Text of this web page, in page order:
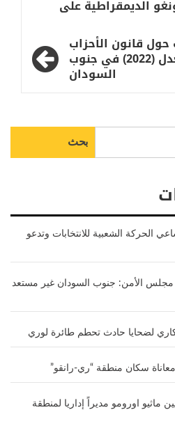
الديمقراطية على
حول قانون الأحزاب
السياسية المعدل (2022) في جنوب
السودان
الشعبية للانتخابات وتدعو
مجلس الأمن: جنوب السودان غير مستعد
لضحايا حادث تحطم طائرة لوري
معاناة سكان منطقة “ري-رانقو”
ماثيو اورومو مديراً إداريا لمنطقة